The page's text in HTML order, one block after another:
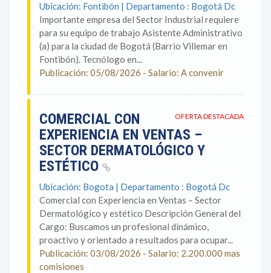
Ubicación: Fontibón | Departamento : Bogotá Dc
Importante empresa del Sector Industrial requiere
para su equipo de trabajo Asistente Administrativo
(a) para la ciudad de Bogotá (Barrio Villemar en
Fontibón). Tecnólogo en...
Publicación: 05/08/2026 - Salario: A convenir
OFERTA DESTACADA
COMERCIAL CON
EXPERIENCIA EN VENTAS –
SECTOR DERMATOLÓGICO Y
ESTÉTICO
Ubicación: Bogota | Departamento : Bogotá Dc
Comercial con Experiencia en Ventas – Sector
Dermatológico y estético Descripción General del
Cargo: Buscamos un profesional dinámico,
proactivo y orientado a resultados para ocupar...
Publicación: 03/08/2026 - Salario: 2.200.000 mas
comisiones